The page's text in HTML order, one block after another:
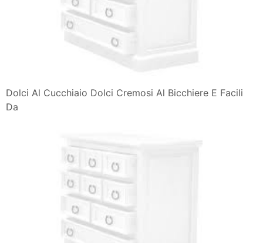
Dolci Al Cucchiaio Dolci Cremosi Al Bicchiere E Facili
Da